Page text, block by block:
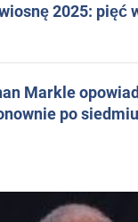
2025: pięć
Markle
po